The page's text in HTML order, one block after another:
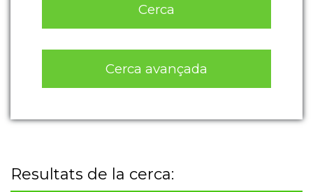
Cerca
Cerca avançada
Resultats de la cerca: